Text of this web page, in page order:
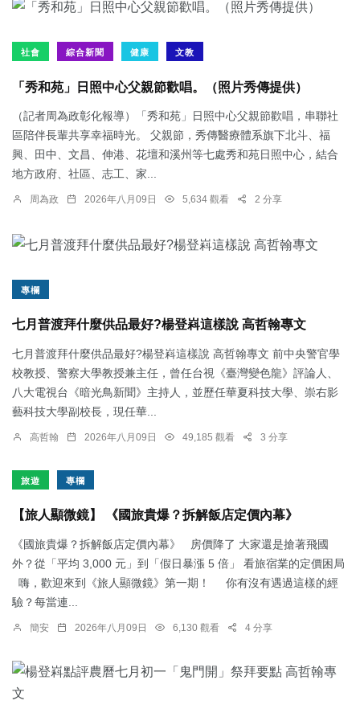
社會 綜合新聞 健康 文教
「秀和苑」日照中心父親節歡唱。（照片秀傳提供）
（記者周為政彰化報導）「秀和苑」日照中心父親節歡唱，串聯社
區陪伴長輩共享幸福時光。 父親節，秀傳醫療體系旗下北斗、福
興、田中、文昌、伸港、花壇和溪州等七處秀和苑日照中心，結合
地方政府、社區、志工、家...
周為政 2026年八月09日 5,634 觀看 2 分享
專欄
七月普渡拜什麼供品最好?楊登嵙這樣說 高哲翰專文
七月普渡拜什麼供品最好?楊登嵙這樣說 高哲翰專文 前中央警官學
校教授、警察大學教授兼主任，曾任台視《臺灣變色龍》評論人、
八大電視台《暗光鳥新聞》主持人，並歷任華夏科技大學、崇右影
藝科技大學副校長，現任華...
高哲翰 2026年八月09日 49,185 觀看 3 分享
旅遊 專欄
【旅人顯微鏡】 《國旅貴爆？拆解飯店定價內幕》
《國旅貴爆？拆解飯店定價內幕》 房價降了 大家還是搶著飛國
外？從「平均 3,000 元」到「假日暴漲 5 倍」 看旅宿業的定價困局
嗨，歡迎來到《旅人顯微鏡》第一期！ 你有沒有遇過這樣的經
驗？每當連...
簡安 2026年八月09日 6,130 觀看 4 分享